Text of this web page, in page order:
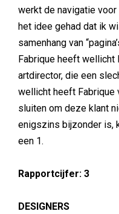
werkt de navigatie
het idee gehad dat ik
samenhang van
Fabrique heeft wellicht
artdirector, die een
wellicht heeft Fabrique
sluiten om deze klant
enigszins bijzonder is,
een 1.
Rapportcijfer: 3
DESIGNERS